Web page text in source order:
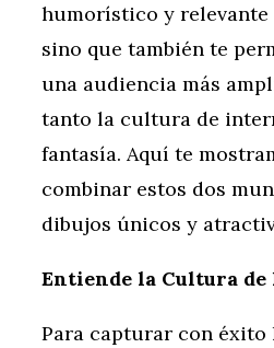
humorístico y relevante
sino que también te
una audiencia más
tanto la cultura de
fantasía. Aquí te
combinar estos dos
dibujos únicos y
Entiende la Cultura de
Para capturar con éxito